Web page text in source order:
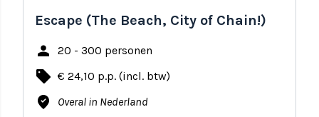
Escape (The Beach, City of Chain!)
person 20 - 300 personen
local_offer € 24,10 p.p. (incl. btw)
where_to_vote Overal in Nederland